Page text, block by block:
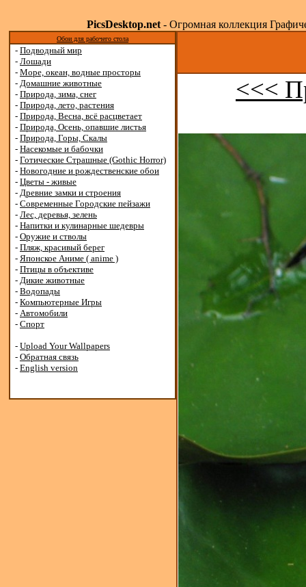
PicsDesktop.net- Огромная коллекция
Обои для рабочего стола
- Подводный мир
- Лошади
- Море, океан, водные просторы
- Домашние животные
- Природа, зима, снег
- Природа, лето, растения
- Природа, Весна, всё расцветает
- Природа, Осень, опавшие листья
- Природа, Горы, Скалы
- Насекомые и бабочки
- Готические Страшные (Gothic Horror)
- Новогодние и рождественские обои
- Цветы - живые
- Древние замки и строения
- Современные Городские пейзажи
- Лес, деревья, зелень
- Напитки и кулинарные шедевры
- Оружие и стволы
- Пляж, красивый берег
- Японское Аниме ( anime )
- Птицы в объективе
- Дикие животные
- Водопады
- Компьютерные Игры
- Автомобили
- Спорт
- Upload Your Wallpapers
- Обратная связь
- English version
<<<